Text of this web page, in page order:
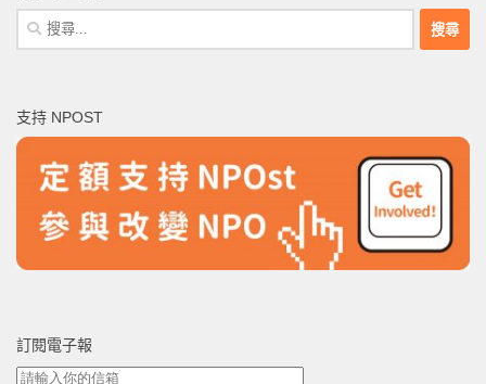
搜
尋
字:
支持 NPOST
訂閱電子報